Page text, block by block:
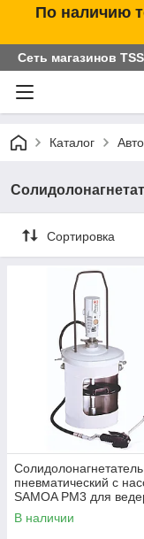
По наличию
Сеть магазинов
Каталог
Сортировка
Солидолонагнетатель
пневматический с
SAMOA PM3 для
424172.710
В наличии